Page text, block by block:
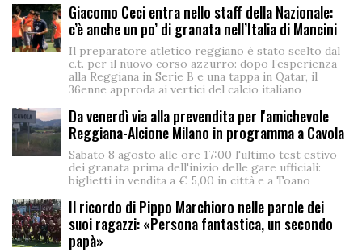
Giacomo Ceci entra nello staff della Nazionale:
c’è anche un po’ di granata nell’Italia di Mancini
Il preparatore atletico reggiano è stato scelto dal
c.t. per il nuovo corso azzurro: dopo l’esperienza
alla Reggiana in Serie B e una tappa in Qatar, il
36enne approda ai vertici del calcio italiano
Da venerdì via alla prevendita per l'amichevole
Reggiana-Alcione Milano in programma a Cavola
Sabato 8 agosto alle ore 17:00 l'ultimo test estivo
dei granata prima dell'inizio delle gare ufficiali:
biglietti in vendita a € 5,00 in città e a Toano
Il ricordo di Pippo Marchioro nelle parole dei
suoi ragazzi: «Persona fantastica, un secondo
papà»